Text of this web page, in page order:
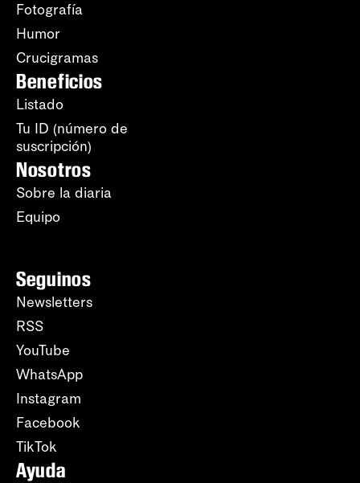
Fotografía
Humor
Crucigramas
Beneficios
Listado
Tu ID (número de
suscripción)
Nosotros
Sobre la diaria
Equipo
Seguinos
Newsletters
RSS
YouTube
WhatsApp
Instagram
Facebook
TikTok
Ayuda